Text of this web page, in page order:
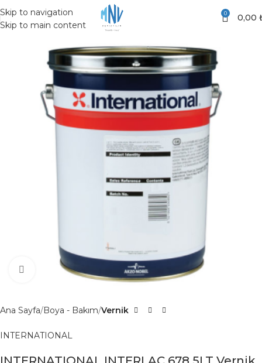
Skip to navigation
Skip to main content
0 0,00
Click to enlarge
Ana Sayfa Boya - Bakım Vernik
INTERNATIONAL